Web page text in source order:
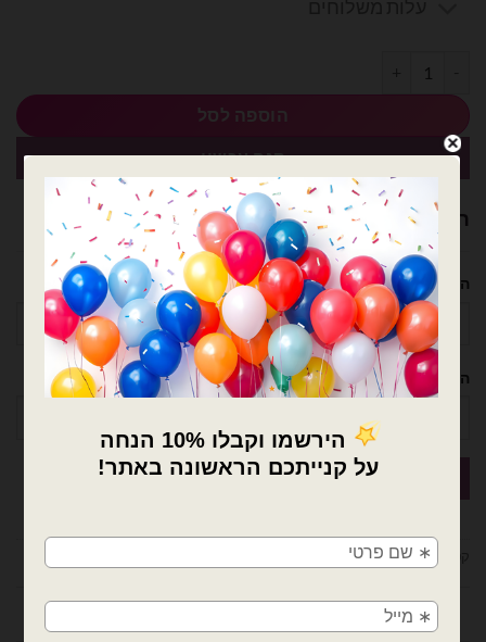
הוספה לסל
קנה עכשיו
רוצה עזרה לארגן אירוע מושלם? נשמח לעזור!
השם שלך
הטלפון שלך
קטגוריה: מבצעים / חיסול מלאי
חוות דעת (0)
משלוחים מהיום למחר!
חולון, בת ים, תל אביב, ראשון לציון, גבעתיים, רמת
גן, בני ברק, אזור, נס ציונה, רמלה, לוד, אשדוד, יבנה,